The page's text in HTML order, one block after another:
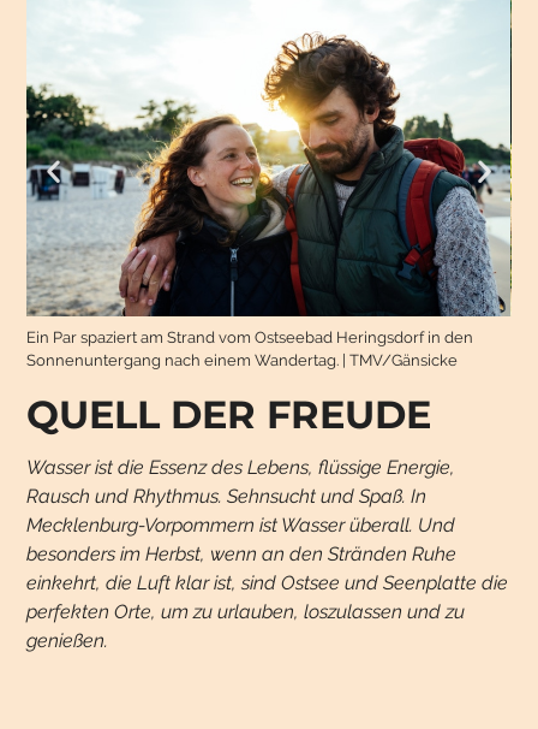
Ein Par spaziert am Strand vom Ostseebad Heringsdorf in den
Sonnenuntergang nach einem Wandertag. | TMV/Gänsicke
QUELL DER FREUDE
Wasser ist die Essenz des Lebens, flüssige Energie,
Rausch und Rhythmus. Sehnsucht und Spaß. In
Mecklenburg-Vorpommern ist Wasser überall. Und
besonders im Herbst, wenn an den Stränden Ruhe
einkehrt, die Luft klar ist, sind Ostsee und Seenplatte die
perfekten Orte, um zu urlauben, loszulassen und zu
genießen.